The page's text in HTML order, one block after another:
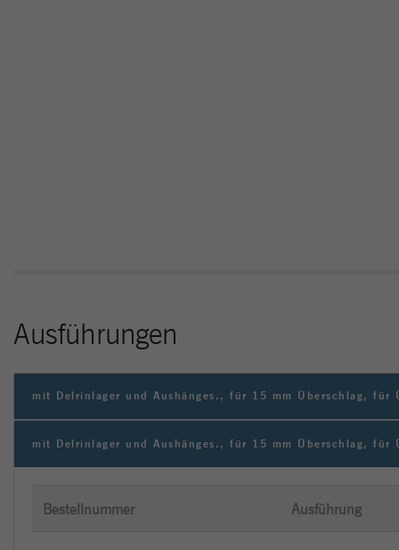
Ausführungen
mit Delrinlager und Aushänges., für 15 mm Überschlag, für
mit Delrinlager und Aushänges., für 15 mm Überschlag, für
Bestellnummer Ausführung